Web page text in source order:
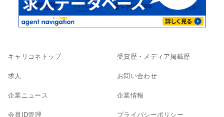
キャリコネトップ
求人
企業ニュース
会員ID管理
受賞歴・メディア掲載歴
お問い合わせ
企業情報
プライバシーポリシー